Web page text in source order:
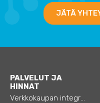
JÄTÄ
PALVELUT JA
HINNAT
Verkkokaupan integraatiot